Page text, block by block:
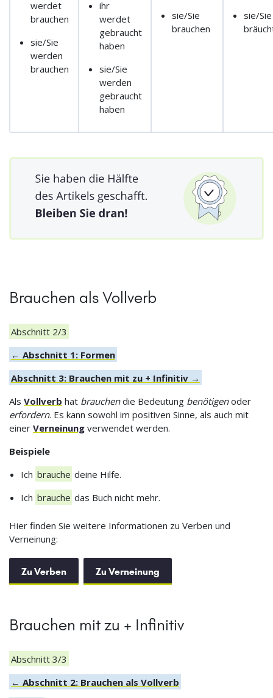
werdet
brauchen
sie/Sie
werden
brauchen
ihr
werdet
gebraucht
haben
sie/Sie
werden
gebraucht
haben
sie/Sie
brauchen
sie/Sie
Brauchen als Vollverb
Abschnitt 2/3
← Abschnitt 1: Formen
Abschnitt 3: Brauchen mit zu + Infinitiv →
Als Vollverb hat brauchendie Bedeutung benötigenoder
erfordern. Es kann sowohl im positiven Sinne, als auch mit
einer Verneinung verwendet werden.
Beispiele
Ich brauche deine Hilfe.
Ich brauche das Buch nicht mehr.
Hier finden Sie weitere Informationen zu Verben und
Verneinung:
Zu Verben Zu Verneinung
Brauchen mit zu + Infinitiv
Abschnitt 3/3
← Abschnitt 2: Brauchen als Vollverb